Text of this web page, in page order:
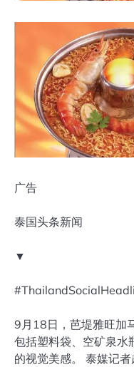
广告
泰国头条新闻
▼
9月18日，芭堤雅旺加
包括塑料袋、空矿泉水
的视觉美感。 泰媒记